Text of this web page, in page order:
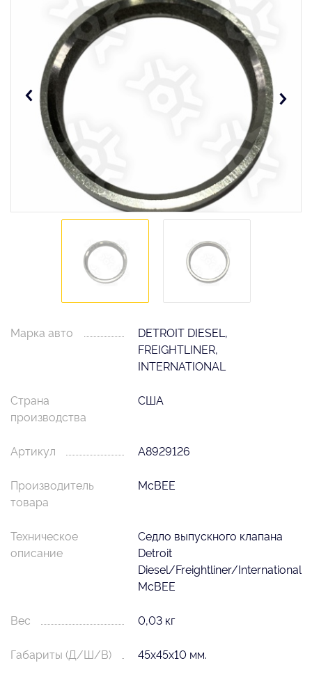
Марка авто
DETROIT DIESEL,
FREIGHTLINER,
INTERNATIONAL
Страна
производства
США
Артикул A8929126
Производитель
товара
McBEE
Техническое
описание
Седло выпускного клапана
Detroit
Diesel/Freightliner/International
McBEE
Вес 0,03 кг
Габариты (Д/Ш/В) 45х45х10 мм.